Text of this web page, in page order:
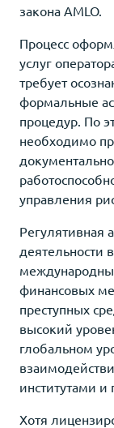
закона AMLO.
Процесс
услуг
требует
формальные
процедур. По
необходимо
управления
Регулятивная
деятельности
финансовых
преступных
высокий
глобальном
институтами и
Хотя